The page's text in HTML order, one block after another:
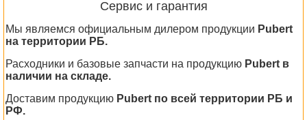
Сервис и гарантия
Мы являемся официальным дилером продукции Pubert
на территории РБ.
Расходники и базовые запчасти на продукцию Pubert в
наличии на складе.
Доставим продукцию Pubert по всей территории РБ и
РФ.